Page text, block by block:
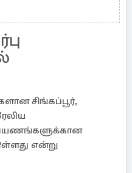
சிங்கப்பூர்,
என்று